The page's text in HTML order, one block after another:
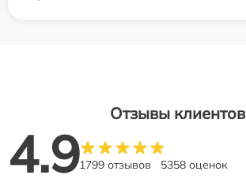
Отзывы клиентов
4.91799 отзывов 5358 оценок